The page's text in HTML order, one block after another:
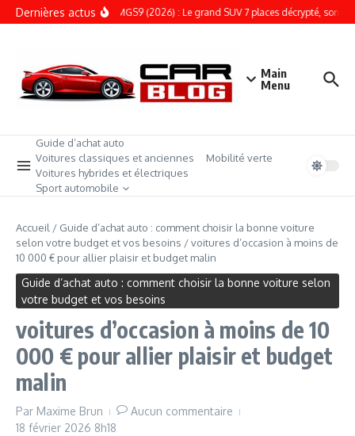
Aller au contenu
Dernières actusESSAI – MGS9 (2026) : Le grand SUV 7 places décrypté, son prix
Main
Menu
Guide d’achat auto
Voitures classiques et anciennes
Mobilité verte
Voitures hybrides et électriques
Sport automobile
Accueil / Guide d’achat auto : comment choisir la bonne voiture
selon votre budget et vos besoins /voitures d’occasion à moins de
10 000 € pour allier plaisir et budget malin
Guide d’achat auto : comment choisir la bonne voiture selon
votre budget et vos besoins
voitures d’occasion à moins de 10
000 € pour allier plaisir et budget
malin
Par Maxime Brun
Aucun commentaire
18 février 2026 8h18